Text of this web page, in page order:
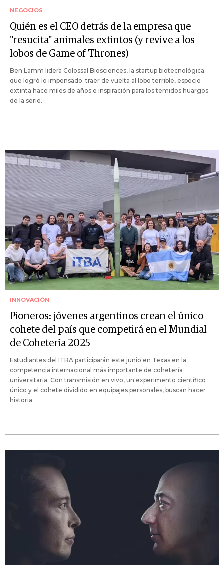
NEGOCIOS
Quién es el CEO detrás de la empresa que
"resucita" animales extintos (y revive a los
lobos de Game of Thrones)
Ben Lamm lidera Colossal Biosciences, la startup biotecnológica
que logró lo impensado: traer de vuelta al lobo terrible, especie
extinta hace miles de años e inspiración para los temidos huargos
de la serie.
INNOVACIÓN
Pioneros: jóvenes argentinos crean el único
cohete del país que competirá en el Mundial
de Cohetería 2025
Estudiantes del ITBA participarán este junio en Texas en la
competencia internacional más importante de cohetería
universitaria. Con transmisión en vivo, un experimento científico
único y el cohete dividido en equipajes personales, buscan hacer
historia.